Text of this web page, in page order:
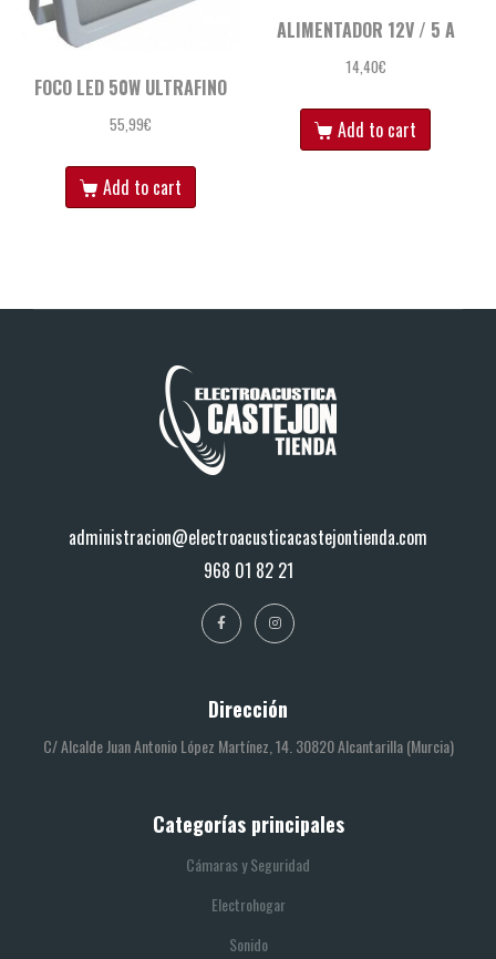
FOCO LED 50W ULTRAFINO
55,99€
Add to cart
ALIMENTADOR 12V / 5 A
14,40€
Add to cart
administracion@electroacusticacastejontienda.com
968 01 82 21
Dirección
C/ Alcalde Juan Antonio López Martínez, 14. 30820 Alcantarilla (Murcia)
Categorías principales
Cámaras y Seguridad
Electrohogar
Sonido